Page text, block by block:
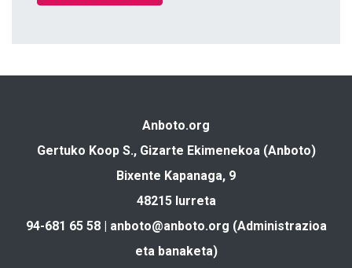
Anboto.org
Gertuko Koop S., Gizarte Ekimenekoa (Anboto)
Bixente Kapanaga, 9
48215 Iurreta
94-681 65 58 | anboto@anboto.org (Administrazioa
eta banaketa)